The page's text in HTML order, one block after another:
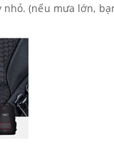
(nếu mưa lớn,